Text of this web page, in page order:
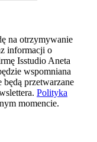
na otrzymywanie
informacji o
Isstudio Aneta
wspomniana
przetwarzane
Polityka
momencie.